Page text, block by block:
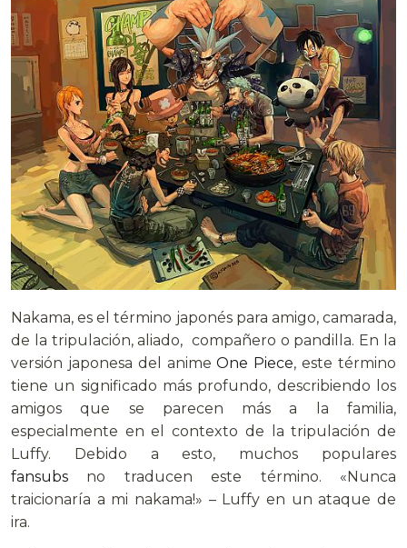
Nakama, es el término japonés para amigo, camarada,
de la tripulación, aliado, compañero o pandilla. En la
versión japonesa del animeOne Piece, este término
tiene un significado más profundo, describiendo los
amigos que se parecen más a la familia,
especialmente en el contexto de la tripulación de
Luffy. Debido a esto, muchos populares
fansubs no traducen este término. «Nunca
traicionaría a mi nakama!» – Luffy en un ataque de
ira.